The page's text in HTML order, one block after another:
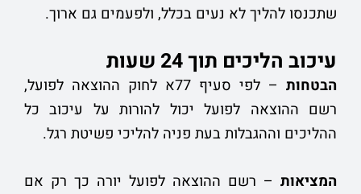
שתכנסו להליך לא נעים בכלל, ולפעמים גם ארוך.
עיכוב הליכים תוך 24 שעות
הבטחות
– לפי סעיף 77א לחוק ההוצאה לפועל,
רשם ההוצאה לפועל יכול להורות על עיכוב כל
ההליכים וההגבלות בעת פניה להליכי פשיטת רגל.
המציאות – רשם ההוצאה לפועל יורה כך רק אם